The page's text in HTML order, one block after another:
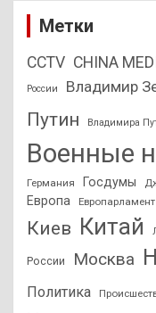
Метки
CCTV CHINA
России Владимир
Путин
Владимира
Военные
Германия Госдумы
Европа Европарламент
Киев Китай
России Москва
Политика